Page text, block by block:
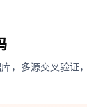
，多源交叉验证